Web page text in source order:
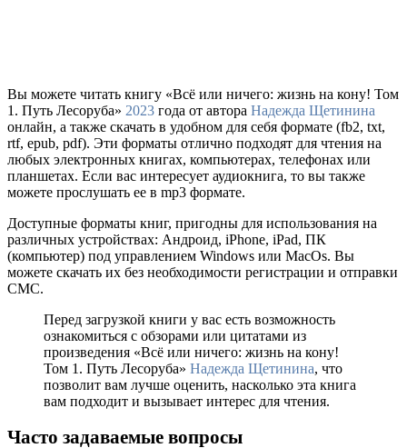
Вы можете читать книгу «Всё или ничего: жизнь на кону! Том
1. Путь Лесоруба» 2023 года от автора Надежда Щетинина
онлайн, а также скачать в удобном для себя формате (fb2, txt,
rtf, epub, pdf). Эти форматы отлично подходят для чтения на
любых электронных книгах, компьютерах, телефонах или
планшетах. Если вас интересует аудиокнига, то вы также
можете прослушать ее в mp3 формате.
Доступные форматы книг, пригодны для использования на
различных устройствах: Андроид, iPhone, iPad, ПК
(компьютер) под управлением Windows или MacOs. Вы
можете скачать их без необходимости регистрации и отправки
СМС.
Перед загрузкой книги у вас есть возможность
ознакомиться с обзорами или цитатами из
произведения «Всё или ничего: жизнь на кону!
Том 1. Путь Лесоруба» Надежда Щетинина, что
позволит вам лучше оценить, насколько эта книга
вам подходит и вызывает интерес для чтения.
Часто задаваемые вопросы